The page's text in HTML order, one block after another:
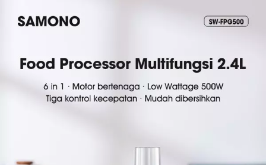
Kapastias : 2L